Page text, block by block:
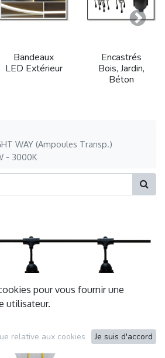
Bandeaux
LED Extérieur
Encastrés
Bois, Jardin,
Béton
WAY (Ampoules Transp.)
- 3000K
pour vous fournir une
utilisateur.
relative aux cookies Je suis d'accord